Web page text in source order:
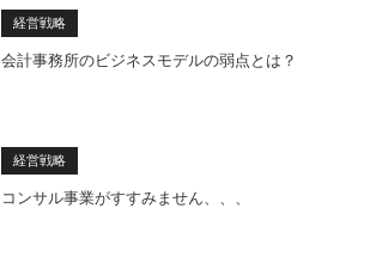
経営戦略
会計事務所のビジネスモデルの弱点とは？
経営戦略
コンサル事業がすすみません、、、